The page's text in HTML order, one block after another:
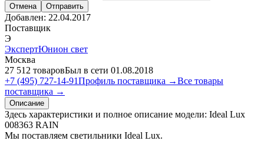
Отмена Отправить
Добавлен: 22.04.2017
Поставщик
Э
ЭкспертЮнион свет
Москва
27 512 товаровБыл в сети 01.08.2018
+7 (495) 727-14-91Профиль поставщика →Все товары
поставщика →
Описание
Здесь характеристики и полное описание модели: Ideal Lux
008363 RAIN
Мы поставляем светильники Ideal Lux.